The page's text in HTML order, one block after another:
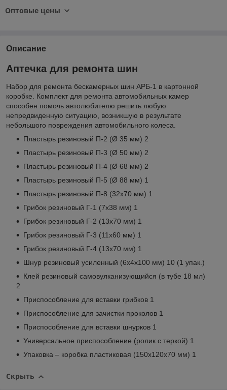
Оптовые цены
Описание
Аптечка для ремонта шин
Набор для ремонта бескамерных шин АРБ-1 в картонной
коробке. Комплект для ремонта автомобильных камер
способен помочь автолюбителю решить любую
непредвиденную ситуацию, возникшую в результате
небольшого повреждения автомобильного колеса.
Пластырь резиновый П-2 (Ø 35 мм) 2
Пластырь резиновый П-3 (Ø 50 мм) 2
Пластырь резиновый П-4 (Ø 68 мм) 2
Пластырь резиновый П-5 (Ø 88 мм) 1
Пластырь резиновый П-8 (32х70 мм) 1
Грибок резиновый Г-1 (7х38 мм) 1
Грибок резиновый Г-2 (13х70 мм) 1
Грибок резиновый Г-3 (11х60 мм) 1
Грибок резиновый Г-4 (13х70 мм) 1
Шнур резиновый усиленный (6х4х100 мм) 10 (1 упак.)
Клей резиновый самовулканизующийся (в тубе 18 мл)
2
Приспособление для вставки грибков 1
Приспособление для зачистки проколов 1
Приспособление для вставки шнурков 1
Универсальное приспособление (ролик с теркой) 1
Упаковка – коробка пластиковая (150х120х70 мм) 1
Скрыть